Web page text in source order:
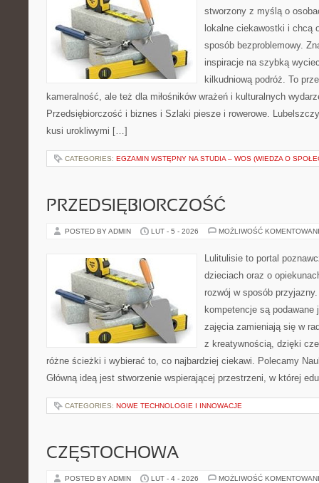
stworzony z myślą o
lokalne ciekawostki i chcą
sposób bezproblemowy.
inspiracje na szybką
kilkudniową podróż. To
kameralność, ale też dla miłośników wrażeń i kulturalnych
Przedsiębiorczość i biznes i Szlaki piesze i rowerowe.
kusi urokliwymi […]
CATEGORIES: EGZAMIN WSTĘPNY NA STUDIA – WOS (WIEDZA O
PRZEDSIĘBIORCZOŚĆ
POSTED BY ADMIN LUT - 5 - 2026 MOŻLIWOŚĆ
Lulitulisie to portal
dzieciach oraz o
rozwój w sposób
kompetencje są
zajęcia zamieniają się w
z kreatywnością, dzięki
różne ścieżki i wybierać to, co najbardziej ciekawi. Polecamy
Główną ideą jest stworzenie wspierającej przestrzeni, w której
CATEGORIES: NOWE TECHNOLOGIE I INNOWACJE
CZĘSTOCHOWA
POSTED BY ADMIN LUT - 4 - 2026 MOŻLIWOŚĆ